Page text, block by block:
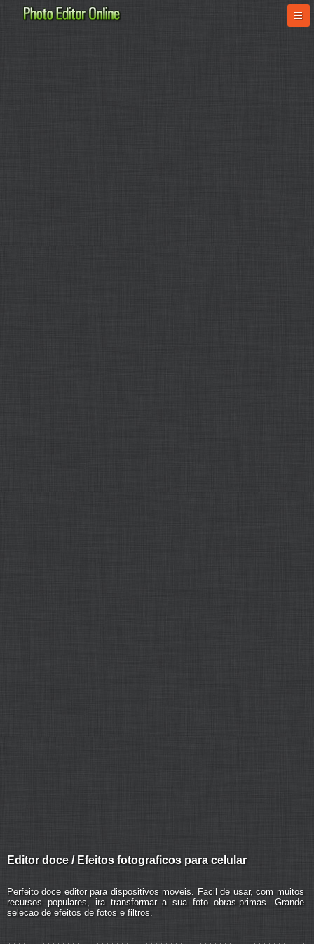
Editor doce / Efeitos fotograficos para celular
Perfeito doce editor para dispositivos moveis. Facil de usar, com muitos
recursos populares, ira transformar a sua foto obras-primas. Grande
selecao de efeitos de fotos e filtros.